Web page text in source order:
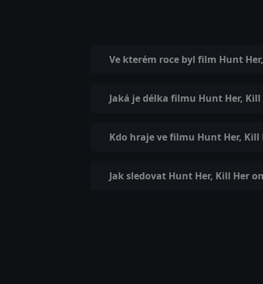
Ve kterém roce byl film Hunt
Jaká je délka filmu Hunt Her, Kill
Kdo hraje ve filmu Hunt Her, Kill
Jak sledovat Hunt Her, Kill Her